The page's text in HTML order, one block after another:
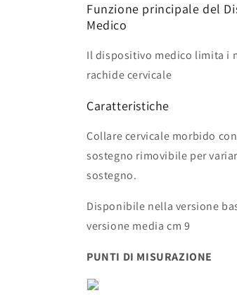
Funzione principale del
Medico
Il dispositivo medico limita i
rachide cervicale
Caratteristiche
Collare cervicale morbido
sostegno rimovibile per
sostegno.
Disponibile nella versione
versione media cm 9
PUNTI DI MISURAZIONE